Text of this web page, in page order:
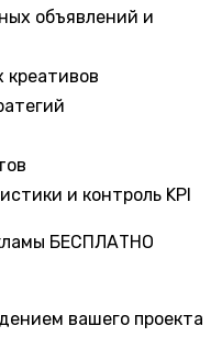
объявлений и
креативов
и контроль KPI
БЕСПЛАТНО
вашего проекта